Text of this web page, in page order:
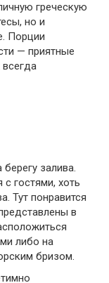
греческую
но и
Порции
— приятные
залива.
гостями, хоть
Тут понравится
в
либо на
бризом.